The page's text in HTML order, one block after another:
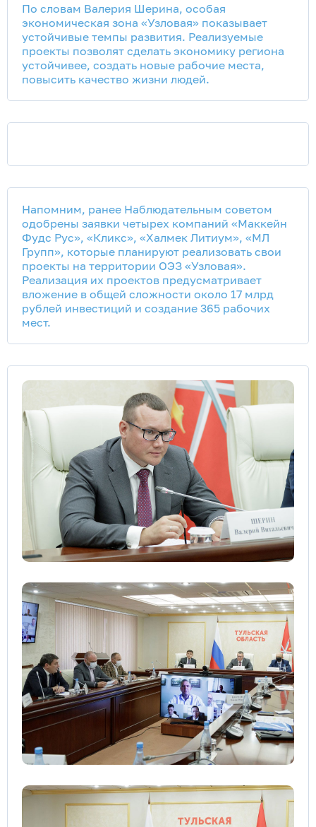
По словам Валерия Шерина, особая
экономическая зона «Узловая» показывает
устойчивые темпы развития. Реализуемые
проекты позволят сделать экономику региона
устойчивее, создать новые рабочие места,
повысить качество жизни людей.
Напомним, ранее Наблюдательным советом
одобрены заявки четырех компаний «Маккейн
Фудс Рус», «Кликс», «Халмек Литиум», «МЛ
Групп», которые планируют реализовать свои
проекты на территории ОЭЗ «Узловая».
Реализация их проектов предусматривает
вложение в общей сложности около 17 млрд
рублей инвестиций и создание 365 рабочих
мест.